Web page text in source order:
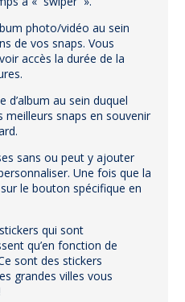
photo/vidéo au sein
de vos snaps. Vous
accès la durée de la
d’album au sein duquel
snaps en souvenir
sans ou peut y ajouter
Une fois que la
le bouton spécifique en
qui sont
qu’en fonction de
sont des stickers
grandes villes vous